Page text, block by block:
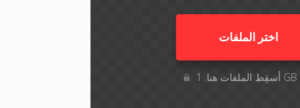
اختر الملفات